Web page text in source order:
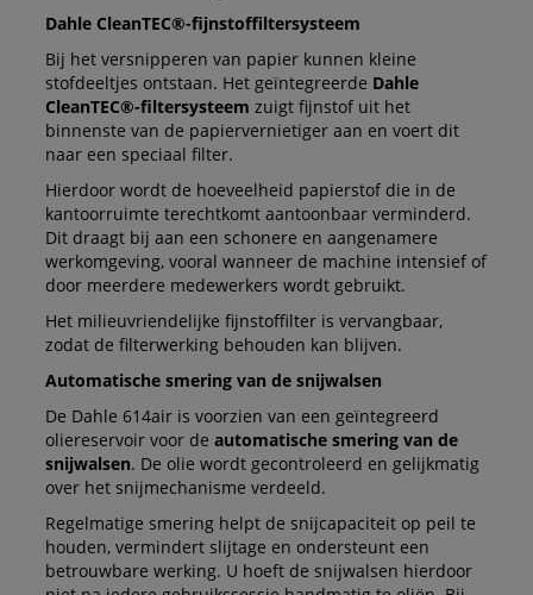
Dahle CleanTEC®-fijnstoffiltersysteem
Bij het versnipperen van papier kunnen kleine
stofdeeltjes ontstaan. Het geïntegreerde Dahle
CleanTEC®-filtersysteem zuigt fijnstof uit het
binnenste van de papiervernietiger aan en voert dit
naar een speciaal filter.
Hierdoor wordt de hoeveelheid papierstof die in de
kantoorruimte terechtkomt aantoonbaar verminderd.
Dit draagt bij aan een schonere en aangenamere
werkomgeving, vooral wanneer de machine intensief of
door meerdere medewerkers wordt gebruikt.
Het milieuvriendelijke fijnstoffilter is vervangbaar,
zodat de filterwerking behouden kan blijven.
Automatische smering van de snijwalsen
De Dahle 614air is voorzien van een geïntegreerd
oliereservoir voor de automatische smering van de
snijwalsen. De olie wordt gecontroleerd en gelijkmatig
over het snijmechanisme verdeeld.
Regelmatige smering helpt de snijcapaciteit op peil te
houden, vermindert slijtage en ondersteunt een
betrouwbare werking. U hoeft de snijwalsen hierdoor